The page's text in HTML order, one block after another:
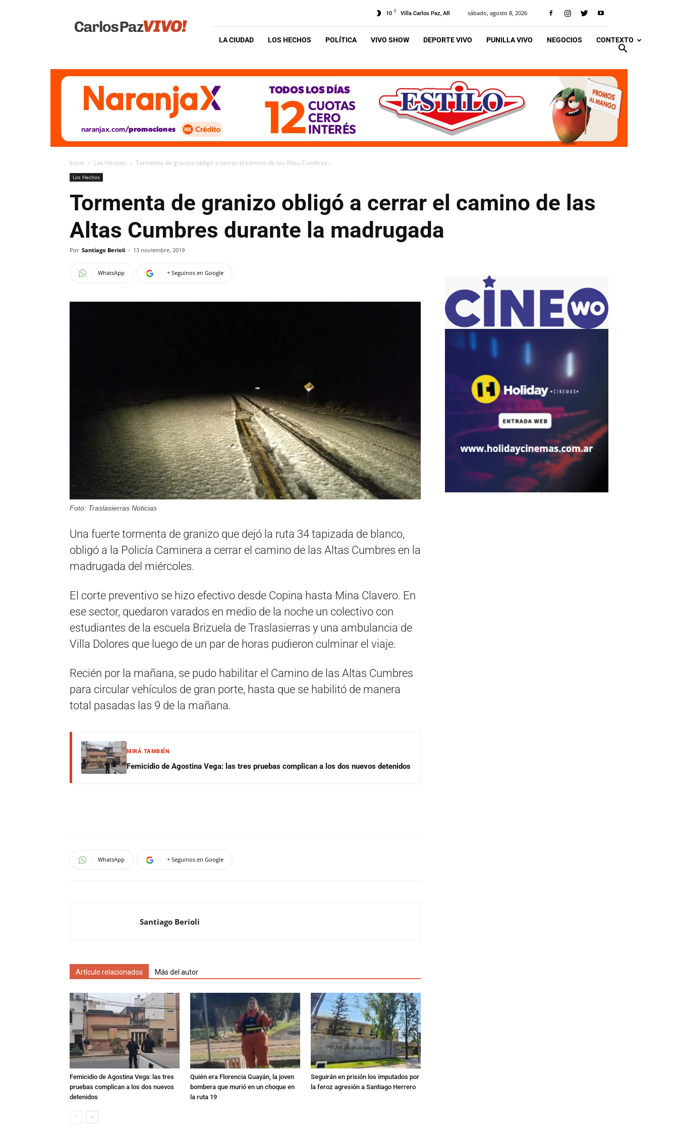
Vivo
10 C Villa Carlos Paz, AR sábado, agosto 8, 2026
LA CIUDAD LOS HECHOS POLÍTICA VIVO SHOW DEPORTE VIVO PUNILLA VIVO NEGOCIOS CONTEXTO
Inicio Los Hechos Tormenta de granizo obligó a cerrar el camino de las Altas Cumbres...
Los Hechos
Tormenta de granizo obligó a cerrar el camino de las
Altas Cumbres durante la madrugada
Por Santiago Berioli - 13 noviembre, 2019
WhatsApp + Seguinos en Google
Foto: Traslasierras Noticias
Una fuerte tormenta de granizo que dejó la ruta 34 tapizada de blanco,
obligó a la Policía Caminera a cerrar el camino de las Altas Cumbres en la
madrugada del miércoles.
El corte preventivo se hizo efectivo desde Copina hasta Mina Clavero. En
ese sector, quedaron varados en medio de la noche un colectivo con
estudiantes de la escuela Brizuela de Traslasierras y una ambulancia de
Villa Dolores que luego de un par de horas pudieron culminar el viaje.
Recién por la mañana, se pudo habilitar el Camino de las Altas Cumbres
para circular vehículos de gran porte, hasta que se habilitó de manera
total pasadas las 9 de la mañana.
MIRÁ TAMBIÉN
Femicidio de Agostina Vega: las tres pruebas complican a los dos nuevos detenidos
WhatsApp + Seguinos en Google
Santiago Berioli
Artículo relacionados Más del autor
Femicidio de Agostina Vega: las tres
pruebas complican a los dos nuevos
detenidos
Quién era Florencia Guayán, la joven
bombera que murió en un choque en
la ruta 19
Seguirán en prisión los imputados por
la feroz agresión a Santiago Herrero